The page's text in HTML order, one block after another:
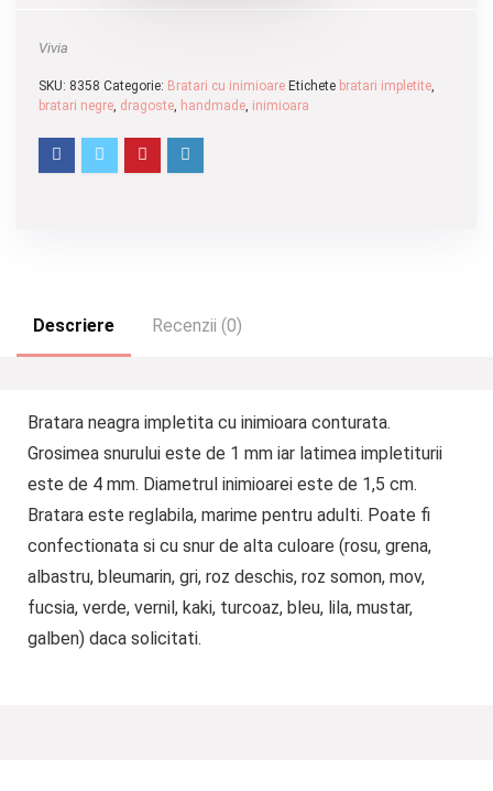
Vivia
SKU: 8358 Categorie: Bratari cu inimioare Etichete bratari impletite,
bratari negre, dragoste, handmade, inimioara
Descriere Recenzii (0)
Bratara neagra impletita cu inimioara conturata.
Grosimea snurului este de 1 mm iar latimea impletiturii
este de 4 mm. Diametrul inimioarei este de 1,5 cm.
Bratara este reglabila, marime pentru adulti. Poate fi
confectionata si cu snur de alta culoare (rosu, grena,
albastru, bleumarin, gri, roz deschis, roz somon, mov,
fucsia, verde, vernil, kaki, turcoaz, bleu, lila, mustar,
galben) daca solicitati.